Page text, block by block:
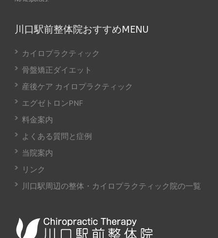
川口駅前整体院おすすめMENU
カイロプラクティック
骨盤矯正ダイエット
産後ケア カイロプラクティック
エグゼトロンPNF
料金案内
よくある質問と症例
当院案内
リンク
川口駅周辺の整体・カイロプラクティック院の一覧